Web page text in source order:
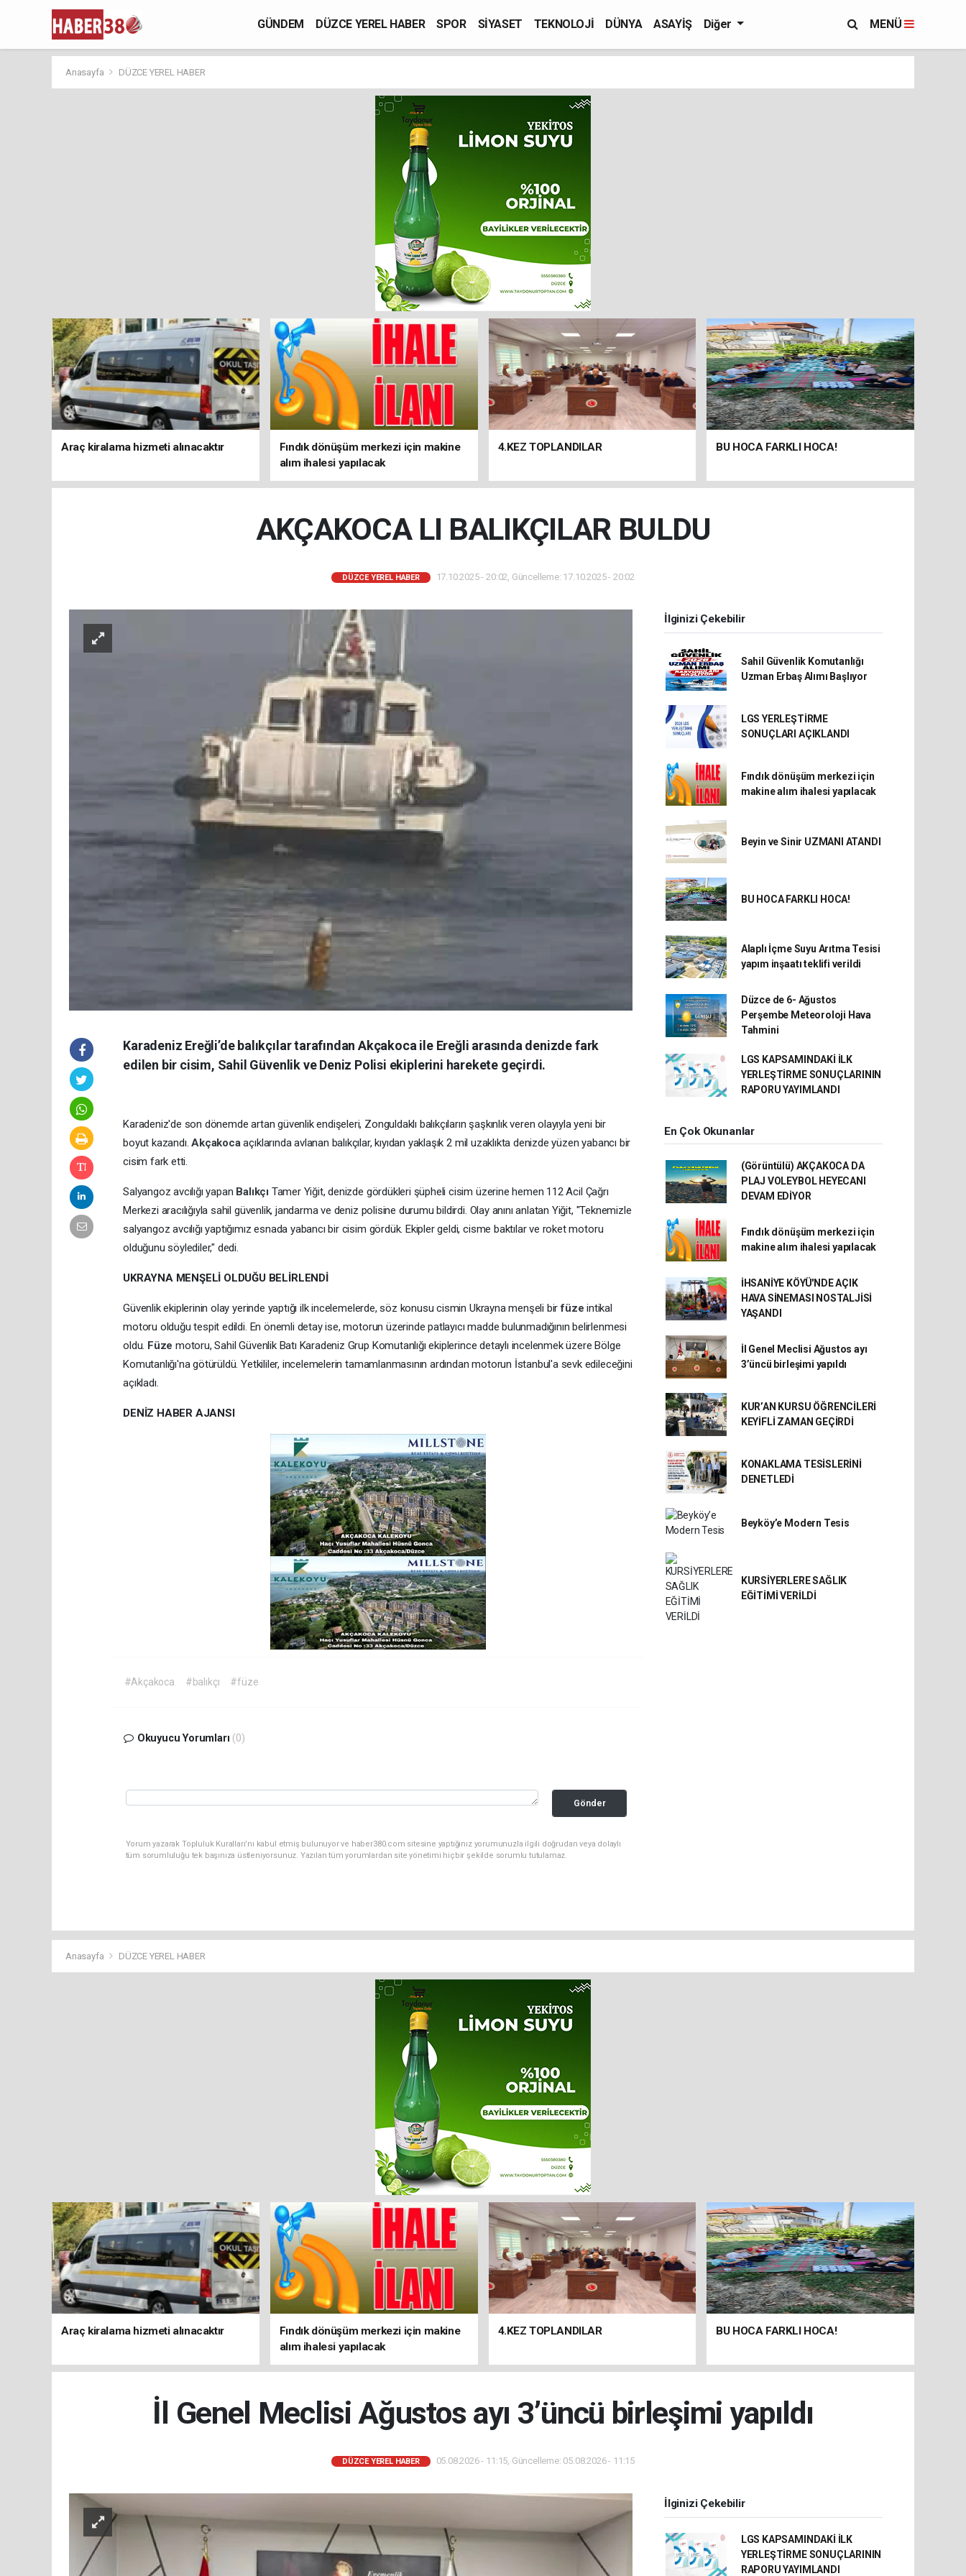
GÜNDEM DÜZCE YEREL HABER SPOR SİYASET TEKNOLOJİ DÜNYA ASAYİŞ Diğer MENÜ
Anasayfa DÜZCE YEREL HABER
Araç kiralama hizmeti alınacaktır
Fındık dönüşüm merkezi için makine
alım ihalesi yapılacak
4.KEZ TOPLANDILAR BU HOCA FARKLI HOCA!
AKÇAKOCA LI BALIKÇILAR BULDU
DÜZCE YEREL HABER 17.10.2025 - 20:02, Güncelleme: 17.10.2025 - 20:02
Karadeniz Ereğli’de balıkçılar tarafından Akçakoca ile Ereğli arasında denizde fark
edilen bir cisim, Sahil Güvenlik ve Deniz Polisi ekiplerini harekete geçirdi.
Karadeniz'de son dönemde artan güvenlik endişeleri, Zonguldaklı balıkçıların şaşkınlık veren olayıyla yeni bir
boyut kazandı.Akçakocaaçıklarında avlanan balıkçılar, kıyıdan yaklaşık 2 mil uzaklıkta denizde yüzen yabancı bir
cisim fark etti.
Salyangoz avcılığı yapan Balıkçı Tamer Yiğit, denizde gördükleri şüpheli cisim üzerine hemen 112 Acil Çağrı
Merkezi aracılığıyla sahil güvenlik, jandarma ve deniz polisine durumu bildirdi. Olay anını anlatan Yiğit, "Teknemizle
salyangoz avcılığı yaptığımız esnada yabancı bir cisim gördük. Ekipler geldi, cisme baktılar ve roket motoru
olduğunu söylediler," dedi.
UKRAYNA MENŞELİ OLDUĞU BELİRLENDİ
Güvenlik ekiplerinin olay yerinde yaptığı ilk incelemelerde, söz konusu cismin Ukrayna menşeli birfüzeintikal
motoru olduğu tespit edildi. En önemli detay ise, motorun üzerinde patlayıcı madde bulunmadığının belirlenmesi
oldu. Füze motoru, Sahil Güvenlik Batı Karadeniz Grup Komutanlığı ekiplerince detaylı incelenmek üzere Bölge
Komutanlığı'na götürüldü. Yetkililer, incelemelerin tamamlanmasının ardından motorun İstanbul'a sevk edileceğini
açıkladı.
DENİZ HABER AJANSI
#Akçakoca #balıkçı #füze
Okuyucu Yorumları (0)
Gönder
Yorum yazarak Topluluk Kuralları’nı kabul etmiş bulunuyor ve haber380.com sitesine yaptığınız yorumunuzla ilgili doğrudan veya dolaylı
tüm sorumluluğu tek başınıza üstleniyorsunuz. Yazılan tüm yorumlardan site yönetimi hiçbir şekilde sorumlu tutulamaz.
İlginizi Çekebilir
Sahil Güvenlik Komutanlığı
Uzman Erbaş Alımı Başlıyor
LGS YERLEŞTİRME
SONUÇLARI AÇIKLANDI
Fındık dönüşüm merkezi için
makine alım ihalesi yapılacak
Beyin ve Sinir UZMANI ATANDI
BU HOCA FARKLI HOCA!
Alaplı İçme Suyu Arıtma Tesisi
yapım inşaatı teklifi verildi
Düzce de 6- Ağustos
Perşembe Meteoroloji Hava
Tahmini
LGS KAPSAMINDAKİ İLK
YERLEŞTİRME SONUÇLARININ
RAPORU YAYIMLANDI
En Çok Okunanlar
(Görüntülü) AKÇAKOCA DA
PLAJ VOLEYBOL HEYECANI
DEVAM EDİYOR
Fındık dönüşüm merkezi için
makine alım ihalesi yapılacak
İHSANİYE KÖYÜ'NDE AÇIK
HAVA SİNEMASI NOSTALJİSİ
YAŞANDI
İl Genel Meclisi Ağustos ayı
3’üncü birleşimi yapıldı
KUR’AN KURSU ÖĞRENCİLERİ
KEYİFLİ ZAMAN GEÇİRDİ
KONAKLAMA TESİSLERİNİ
DENETLEDİ
Beyköy’e Modern Tesis
KURSİYERLERE SAĞLIK
EĞİTİMİ VERİLDİ
Anasayfa DÜZCE YEREL HABER
Araç kiralama hizmeti alınacaktır
Fındık dönüşüm merkezi için makine
alım ihalesi yapılacak
4.KEZ TOPLANDILAR BU HOCA FARKLI HOCA!
İl Genel Meclisi Ağustos ayı 3’üncü birleşimi yapıldı
DÜZCE YEREL HABER 05.08.2026 - 11:15, Güncelleme: 05.08.2026 - 11:15
İlginizi Çekebilir
LGS KAPSAMINDAKİ İLK
YERLEŞTİRME SONUÇLARININ
RAPORU YAYIMLANDI